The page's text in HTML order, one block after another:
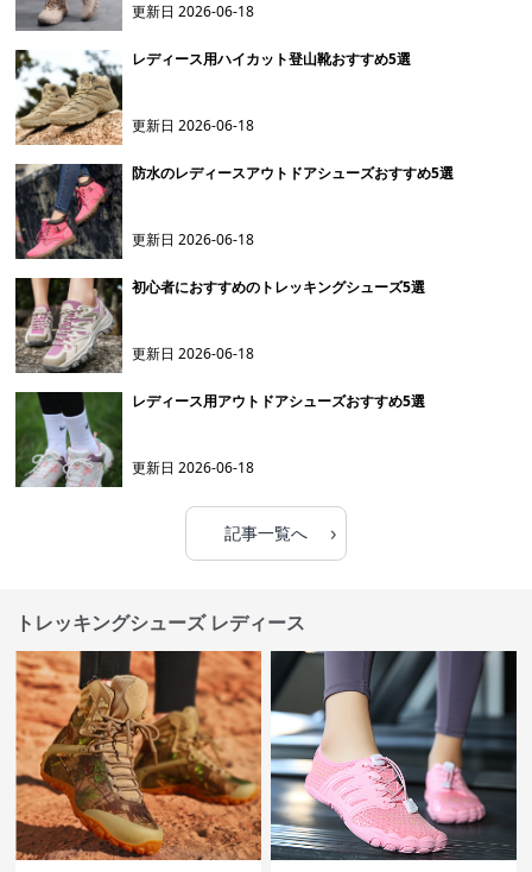
更新日2026-06-18
レディース用ハイカット登山靴おすすめ5選
更新日2026-06-18
防水のレディースアウトドアシューズおすすめ5選
更新日2026-06-18
初心者におすすめのトレッキングシューズ5選
更新日2026-06-18
レディース用アウトドアシューズおすすめ5選
更新日2026-06-18
記事一覧へ ›
トレッキングシューズ レディース